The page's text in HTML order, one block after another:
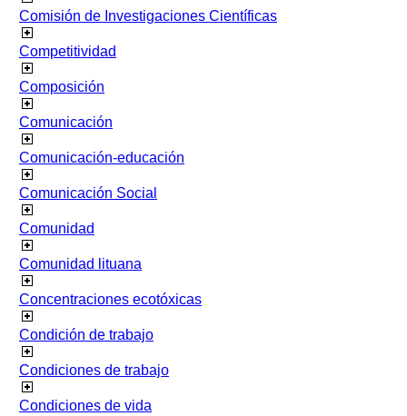
Comisión de Investigaciones Científicas
Competitividad
Composición
Comunicación
Comunicación-educación
Comunicación Social
Comunidad
Comunidad lituana
Concentraciones ecotóxicas
Condición de trabajo
Condiciones de trabajo
Condiciones de vida